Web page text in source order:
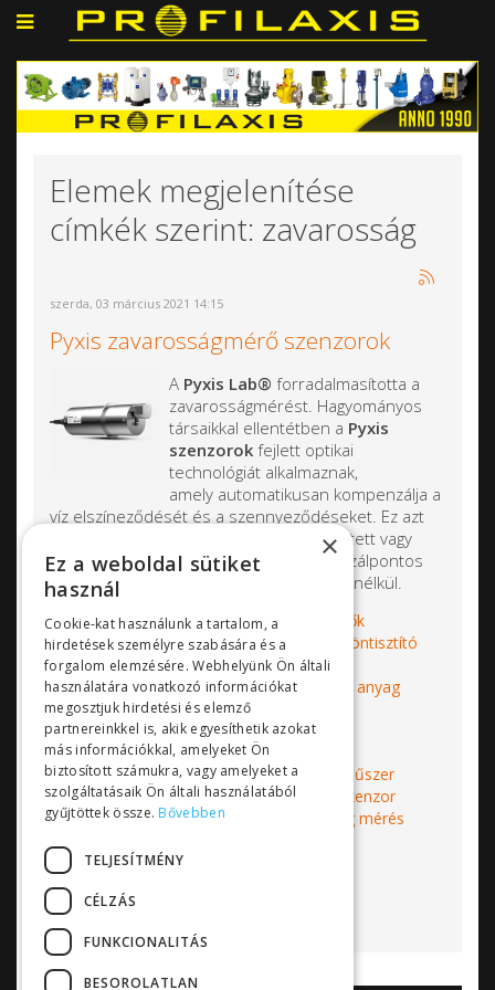
Elemek megjelenítése
címkék szerint: zavarosság
szerda, 03 március 2021 14:15
Pyxis zavarosságmérő szenzorok
A Pyxis Lab® forradalmasította a
zavarosságmérést. Hagyományos
társaikkal ellentétben a Pyxis
szenzorok fejlett optikai
technológiát alkalmaznak,
amely automatikusan kompenzálja a
víz elszíneződését és a szennyeződéseket. Ez azt
jelenti, hogy még nehezen mérhető, festett vagy
erősen szennyezett közegekben is hajszálpontos
adatokat szolgáltatnak, hamis riasztások nélkül.
ST sorozatú inline zavarosságérzékelők
LT sorozat (LT-631, LT-632, LT-633) öntisztító
zavarosságérzékelők
LT-635 öntisztító szuszpendált szilárd anyag
érzékelő
Címkék: Walchem
vízminőség mérő műszer
Pyxis
zavarosság
zavarosságmérő szenzor
vízkezelés
ipari vízkezelés
vízminőség mérés
Bővebben...
×
Ez a weboldal sütiket
használ
Cookie-kat használunk a tartalom, a
hirdetések személyre szabására és a
forgalom elemzésére. Webhelyünk Ön általi
használatára vonatkozó információkat
megosztjuk hirdetési és elemző
partnereinkkel is, akik egyesíthetik azokat
más információkkal, amelyeket Ön
biztosított számukra, vagy amelyeket a
szolgáltatásaik Ön általi használatából
gyűjtöttek össze. Bővebben
TELJESÍTMÉNY
CÉLZÁS
FUNKCIONALITÁS
BESOROLATLAN